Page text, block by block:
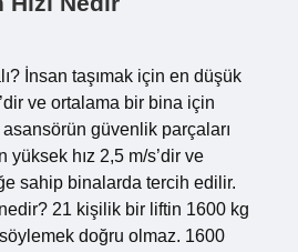
İnsan taşımak için en düşük
ve ortalama bir bina için
güvenlik parçaları
yüksek hız 2,5 m/s’dir ve
sahip binalarda tercih edilir.
21 kişilik bir liftin 1600 kg
söylemek doğru olmaz. 1600